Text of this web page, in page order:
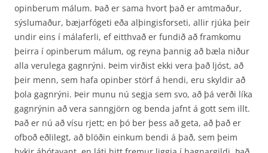
opinberum málum. Það er sama hvort það er amtmaður,
sýslumaður, bæjar­fógeti eða alþingisforseti, allir rjúka þeir
undir eins í málaferli, ef eitthvað er fundið að framkomu
þeirra í opinberum málum, og reyna þannig að bæla niður
alla verulega gagnrýni. Þeim virðist ekki vera það ljóst, að
þeir menn, sem hafa opinber störf á hendi, eru skyldir að
þola gagnrýni. Þeir munu nú segja sem svo, að þá verði líka
gagnrýnin að vera sanngjörn og benda jafnt á gott sem illt.
Það er nú að vísu rjett; en þó ber þess að geta, að það er
ofboð eðlilegt, að blöðin einkum bendi á það, sem þeim